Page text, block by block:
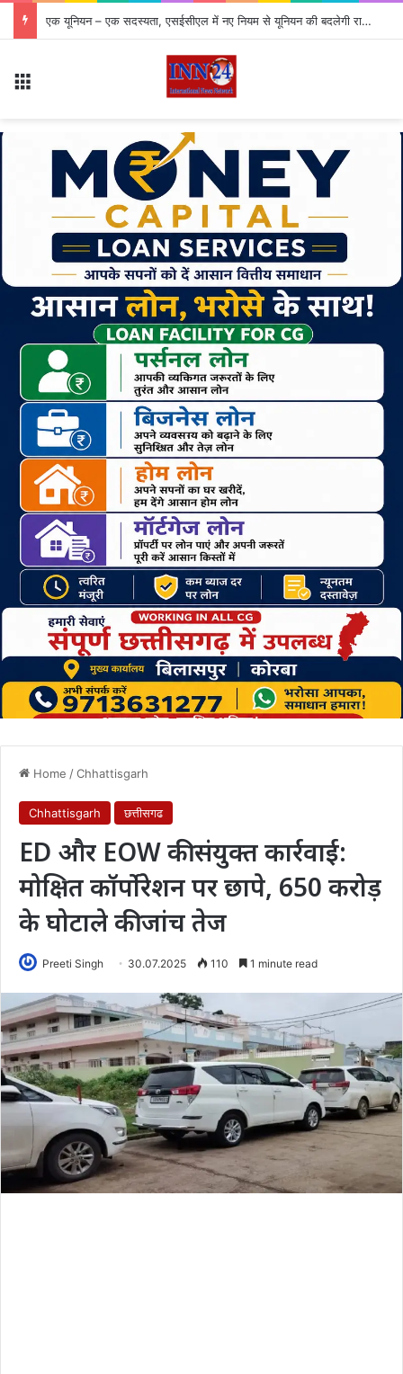
एक यूनियन – एक सदस्यता, एसईसीएल में नए नियम से यूनियन की बदलेगी राजनीति
Home /Chhattisgarh
Chhattisgarh छत्तीसगढ
ED और EOW की संयुक्त कार्रवाई:
मोक्षित कॉर्पोरेशन पर छापे, 650 करोड़
के घोटाले की जांच तेज
Preeti Singh 30.07.2025 110 1 minute read